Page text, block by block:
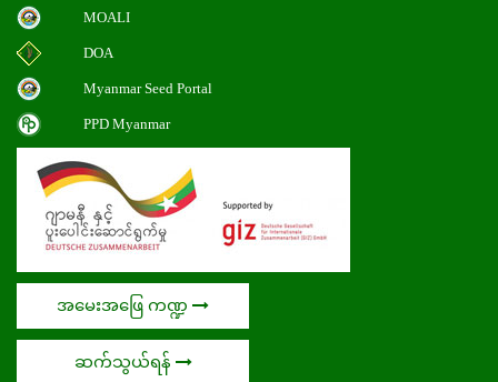
MOALI
DOA
Myanmar Seed Portal
PPD Myanmar
အမေးအဖြေ ကဏ္ဍ
ဆက်သွယ်ရန်